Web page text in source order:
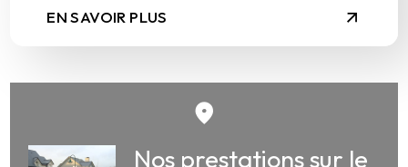
EN SAVOIR PLUS
Nos prestations sur le